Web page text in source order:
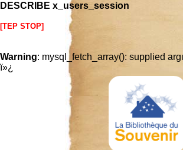
DESCRIBE x_users_session
[TEP STOP]
Warning: mysql_fetch_array(): supplied
ï»¿